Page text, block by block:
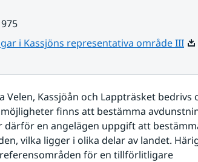
i Kassjöns representativa område III
Velen, Kassjöån och Lappträsket bedrivs
finns att bestämma
därför en angelägen uppgift att
vilka ligger i olika delar av landet.
för en tillförlitligare